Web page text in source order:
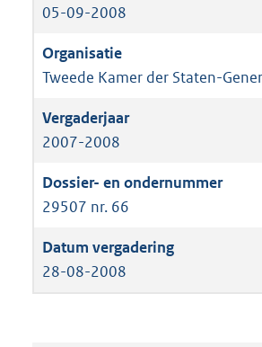
05-09-2008
Tweede Kamer der Staten-
2007-2008
29507 nr. 66
28-08-2008